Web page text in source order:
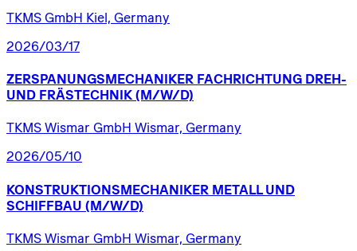
TKMS GmbH Kiel, Germany
2026/03/17
ZERSPANUNGSMECHANIKER FACHRICHTUNG DREH-
UND FRÄSTECHNIK (M/W/D)
TKMS Wismar GmbH Wismar, Germany
2026/05/10
KONSTRUKTIONSMECHANIKER METALL UND
SCHIFFBAU (M/W/D)
TKMS Wismar GmbH Wismar, Germany